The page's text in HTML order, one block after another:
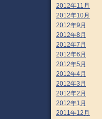
2012年11月
2012年10月
2012年9月
2012年8月
2012年7月
2012年6月
2012年5月
2012年4月
2012年3月
2012年2月
2012年1月
2011年12月